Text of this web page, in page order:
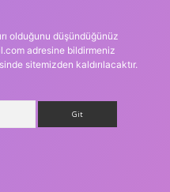
olduğunu düşündüğünüz
adresine bildirmeniz
sitemizden kaldırılacaktır.